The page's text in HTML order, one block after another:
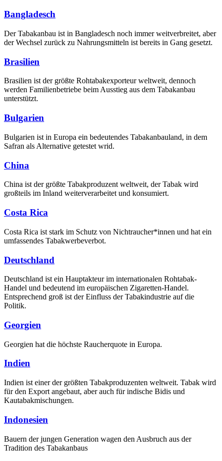
Bangladesch
Der Tabakanbau ist in Bangladesch noch immer weitverbreitet, aber
der Wechsel zurück zu Nahrungsmitteln ist bereits in Gang gesetzt.
Brasilien
Brasilien ist der größte Rohtabakexporteur weltweit, dennoch
werden Familienbetriebe beim Ausstieg aus dem Tabakanbau
unterstützt.
Bulgarien
Bulgarien ist in Europa ein bedeutendes Tabakanbauland, in dem
Safran als Alternative getestet wrid.
China
China ist der größte Tabakproduzent weltweit, der Tabak wird
großteils im Inland weiterverarbeitet und konsumiert.
Costa Rica
Costa Rica ist stark im Schutz von Nichtraucher*innen und hat ein
umfassendes Tabakwerbeverbot.
Deutschland
Deutschland ist ein Hauptakteur im internationalen Rohtabak-
Handel und bedeutend im europäischen Zigaretten-Handel.
Entsprechend groß ist der Einfluss der Tabakindustrie auf die
Politik.
Georgien
Georgien hat die höchste Raucherquote in Europa.
Indien
Indien ist einer der größten Tabakproduzenten weltweit. Tabak wird
für den Export angebaut, aber auch für indische Bidis und
Kautabakmischungen.
Indonesien
Bauern der jungen Generation wagen den Ausbruch aus der
Tradition des Tabakanbaus